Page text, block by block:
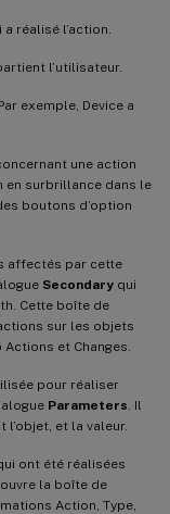
réalisé l’action.
l’utilisateur.
exemple, Device a
une action
en surbrillance dans le
boutons d’option
affectés par cette
Secondary qui
Cette boîte de
sur les objets
et Changes.
pour réaliser
Parameters . Il
et la valeur.
ont été réalisées
la boîte de
Action, Type,